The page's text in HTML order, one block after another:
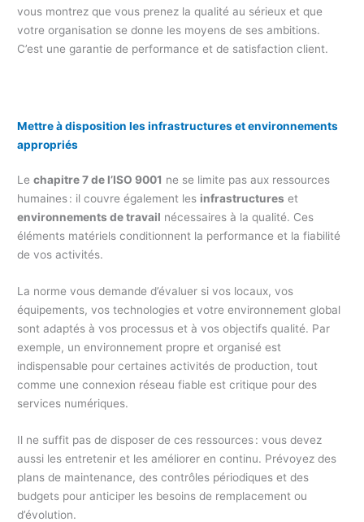
vous montrez que vous prenez la qualité au sérieux et que
votre organisation se donne les moyens de ses ambitions.
C’est une garantie de performance et de satisfaction client.
Mettre à disposition les infrastructures et environnements
appropriés
Lechapitre 7 de l’ISO 9001 ne se limite pas aux ressources
humaines : il couvre également les infrastructures et
environnements de travail nécessaires à la qualité. Ces
éléments matériels conditionnent la performance et la fiabilité
de vos activités.
La norme vous demande d’évaluer si vos locaux, vos
équipements, vos technologies et votre environnement global
sont adaptés à vos processus et à vos objectifs qualité. Par
exemple, un environnement propre et organisé est
indispensable pour certaines activités de production, tout
comme une connexion réseau fiable est critique pour des
services numériques.
Il ne suffit pas de disposer de ces ressources : vous devez
aussi les entretenir et les améliorer en continu. Prévoyez des
plans de maintenance, des contrôles périodiques et des
budgets pour anticiper les besoins de remplacement ou
d’évolution.